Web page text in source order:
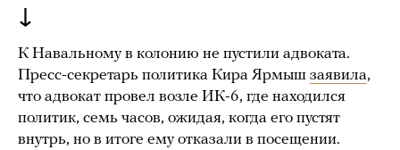
↓
К Навальному в колонию не пустили адвоката.
Пресс-секретарь политика Кира Ярмыш заявила,
что адвокат провел возле ИК-6, где находился
политик, семь часов, ожидая, когда его пустят
внутрь, но в итоге ему отказали в посещении.